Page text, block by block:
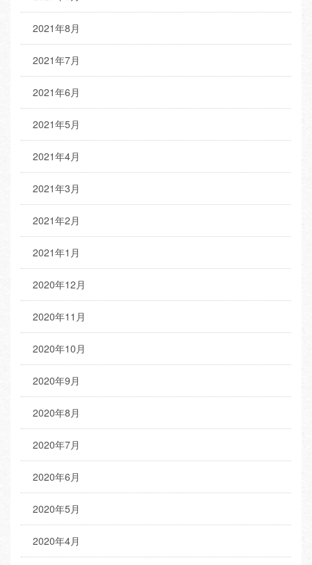
2021年8月
2021年7月
2021年6月
2021年5月
2021年4月
2021年3月
2021年2月
2021年1月
2020年12月
2020年11月
2020年10月
2020年9月
2020年8月
2020年7月
2020年6月
2020年5月
2020年4月